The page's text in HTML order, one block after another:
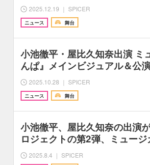
2025.12.19 ｜ SPICER
ニュース 舞台
小池徹平・屋比久知奈出演 ミ
んぱ』メインビジュアル＆
2025.10.28 ｜ SPICER
ニュース 舞台
小池徹平、屋比久知奈の出
ロジェクトの第2弾、ミュー
2025.8.4 ｜ SPICER